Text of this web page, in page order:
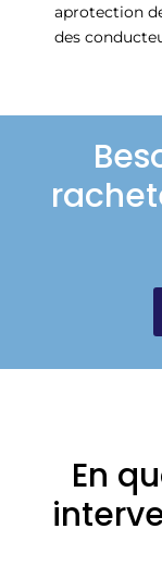
aprotection
des
En